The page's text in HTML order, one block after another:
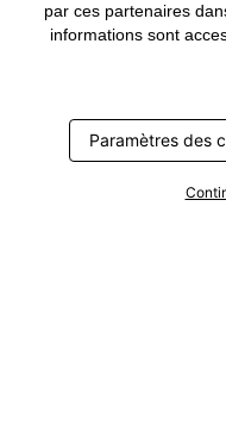
par ces partenaires
informations sont
Paramètres des